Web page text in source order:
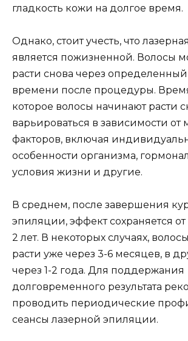
гладкость кожи на долгое время.
Однако, стоит учесть, что
является пожизненной. Волосы
расти снова через
времени после процедуры.
которое волосы начинают расти
варьироваться в зависимости от
факторов, включая
особенности организма,
условия жизни и другие.
В среднем, после завершения
эпиляции, эффект сохраняется
2 лет. В некоторых случаях,
расти уже через 3-6 месяцев, в
через 1-2 года. Для поддержания
долговременного результата
проводить периодические
сеансы лазерной эпиляции.